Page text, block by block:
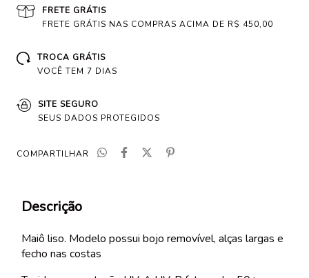
FRETE GRÁTIS
FRETE GRÁTIS NAS COMPRAS ACIMA DE R$ 450,00
TROCA GRÁTIS
VOCÊ TEM 7 DIAS
SITE SEGURO
SEUS DADOS PROTEGIDOS
COMPARTILHAR
Descrição
Maiô liso. Modelo possui bojo removível, alças largas e
fecho nas costas